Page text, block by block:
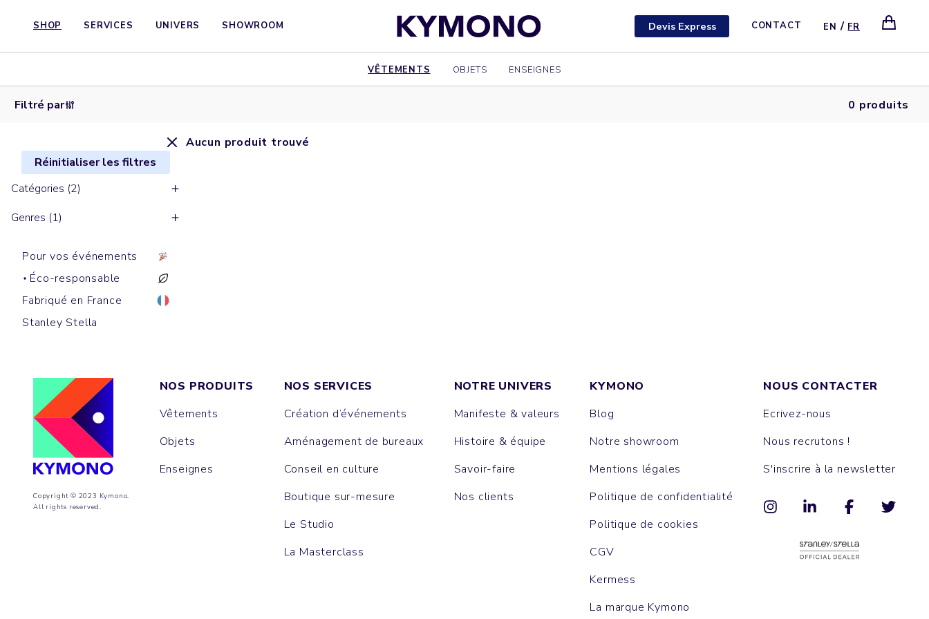
SHOP SERVICES UNIVERS SHOWROOM Devis Express CONTACT EN / FR
VÊTEMENTS OBJETS ENSEIGNES
Filtré par 0 produits
Réinitialiser les filtres
Catégories (2)
Genres (1)
Pour vos événements
Éco-responsable
Fabriqué en France
Stanley Stella
Aucun produit trouvé
Copyright © 2023 Kymono.
All rights reserved.
NOS PRODUITS
Vêtements
Objets
Enseignes
NOS SERVICES
Création d’événements
Aménagement de bureaux
Conseil en culture
Boutique sur-mesure
Le Studio
La Masterclass
NOTRE UNIVERS
Manifeste & valeurs
Histoire & équipe
Savoir-faire
Nos clients
KYMONO
Blog
Notre showroom
Mentions légales
Politique de confidentialité
Politique de cookies
CGV
Kermess
La marque Kymono
NOUS CONTACTER
Ecrivez-nous
Nous recrutons !
S'inscrire à la newsletter